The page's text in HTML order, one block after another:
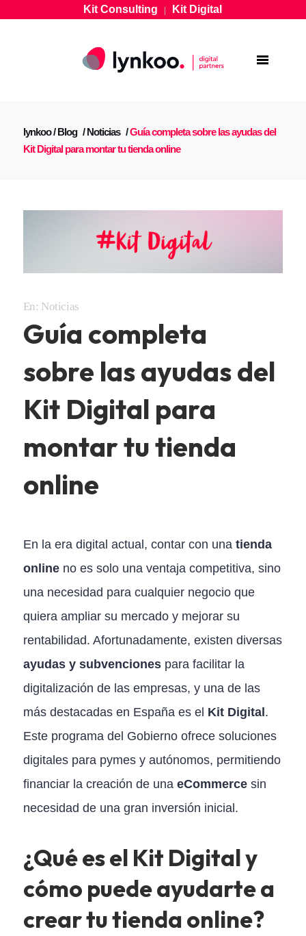
Kit Consulting|Kit Digital
lynkoo/Blog /Noticias /Guía completa sobre las ayudas del
Kit Digital para montar tu tienda online
En: Noticias
Guía completa
sobre las ayudas del
Kit Digital para
montar tu tienda
online
En la era digital actual, contar con una tienda
onlineno es solo una ventaja competitiva, sino
una necesidad para cualquier negocio que
quiera ampliar su mercado y mejorar su
rentabilidad. Afortunadamente, existen diversas
ayudas y subvencionespara facilitar la
digitalización de las empresas, y una de las
más destacadas en España es el Kit Digital.
Este programa del Gobierno ofrece soluciones
digitales para pymes y autónomos, permitiendo
financiar la creación de una eCommercesin
necesidad de una gran inversión inicial.
¿Qué es el Kit Digital y
cómo puede ayudarte a
crear tu tienda online?